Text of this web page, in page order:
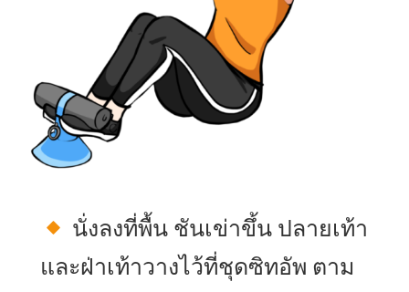
นั่งลงที่พื้น ชันเข่าขึ้น ปลายเท้า
และฝ่าเท้าวางไว้ที่ชุดซิทอัพ ตาม